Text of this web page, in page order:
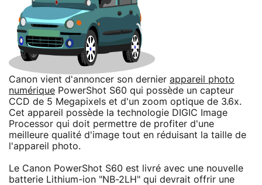
Canon vient d'annoncer son dernier appareil photo
numérique PowerShot S60 qui possède un capteur
CCD de 5 Megapixels et d'un zoom optique de 3.6x.
Cet appareil possède la technologie DIGIC Image
Processor qui doit permettre de profiter d'une
meilleure qualité d'image tout en réduisant la taille de
l'appareil photo.
Le Canon PowerShot S60 est livré avec une nouvelle
batterie Lithium-ion "NB-2LH" qui devrait offrir une